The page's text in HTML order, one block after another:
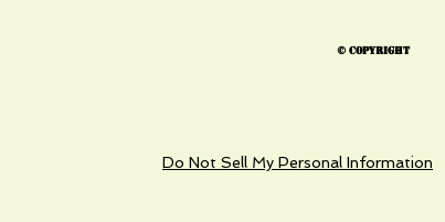
© Copyright
Do Not Sell My Personal Information